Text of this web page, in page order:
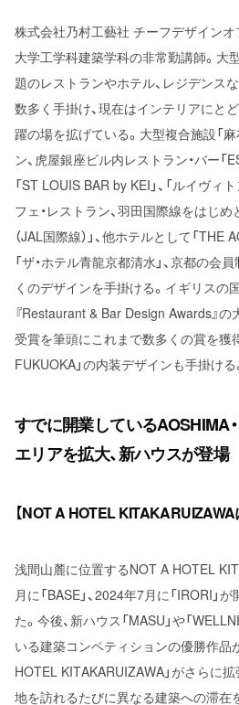
株式会社乃村工藝社 チーフデザイン
大学工学科建築学科の非常勤講師。大
題のレストランやホテル、レジデンス
数多く手掛け、現在はインテリアにと
躍の場を拡げている。大型複合施設「
ン、虎屋銀座ビル内レストラン・バー「
「ST LOUIS BAR by KEI」、「ルイヴィ
フェ・レストラン、羽田国際線をはじ
（JAL国際線）」、他ホテルとして「THE
「ザ・ホテル青龍京都清水」、京都の会
くのデザインを手掛ける。イギリスの
『Restaurant & Bar Design Awards』の
受賞を筆頭にこれまで数多くの賞を獲
FUKUOKA」の内装デザインも手掛け
すでに開業しているAOSHIMA
エリアを拡大、新ハウスが登場
【NOT A HOTEL KITAKARUIZAWA
浅間山麓に位置するNOT A HOTEL
月に「BASE」、2024年7月に「IRORI」
た。今後、新ハウス「MASU」や「
いる建築コンペティションの優勝作品
HOTEL KITAKARUIZAWA」がさらに
地を訪れるたびに異なる建築への滞在